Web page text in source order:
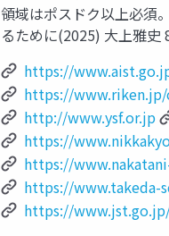
領域はポスドク以上必須
るために(2025) 大上雅史
https://
https://
http://www.ysf.or.jp
https://
https://
https://www.takeda-
https://